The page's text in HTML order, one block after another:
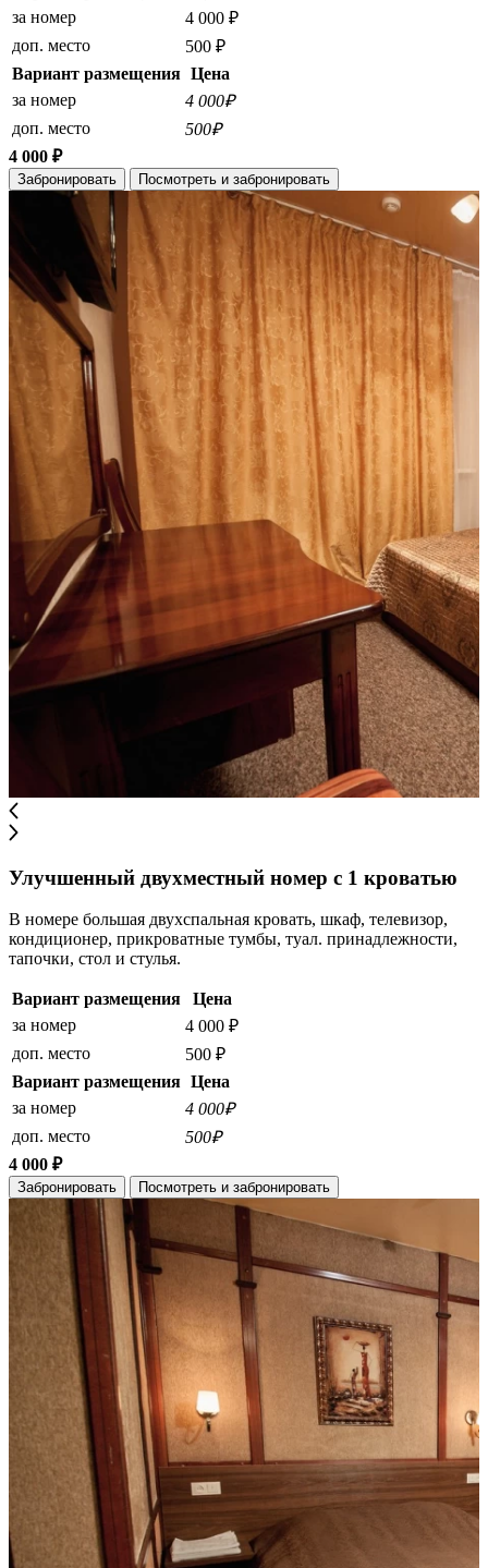
за номер
4 000 ₽
доп. место
500 ₽
Вариант размещения Цена
за номер
4 000₽
доп. место
500₽
4 000 ₽
Забронировать Посмотреть и забронировать
Улучшенный двухместный номер с 1 кроватью
В номере большая двухспальная кровать, шкаф, телевизор,
кондиционер, прикроватные тумбы, туал. принадлежности,
тапочки, стол и стулья.
Вариант размещения
Цена
за номер
4 000 ₽
доп. место
500 ₽
Вариант размещения Цена
за номер
4 000₽
доп. место
500₽
4 000 ₽
Забронировать Посмотреть и забронировать